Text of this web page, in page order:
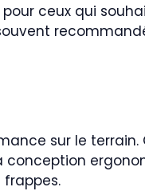
ceux qui
sur le
conception